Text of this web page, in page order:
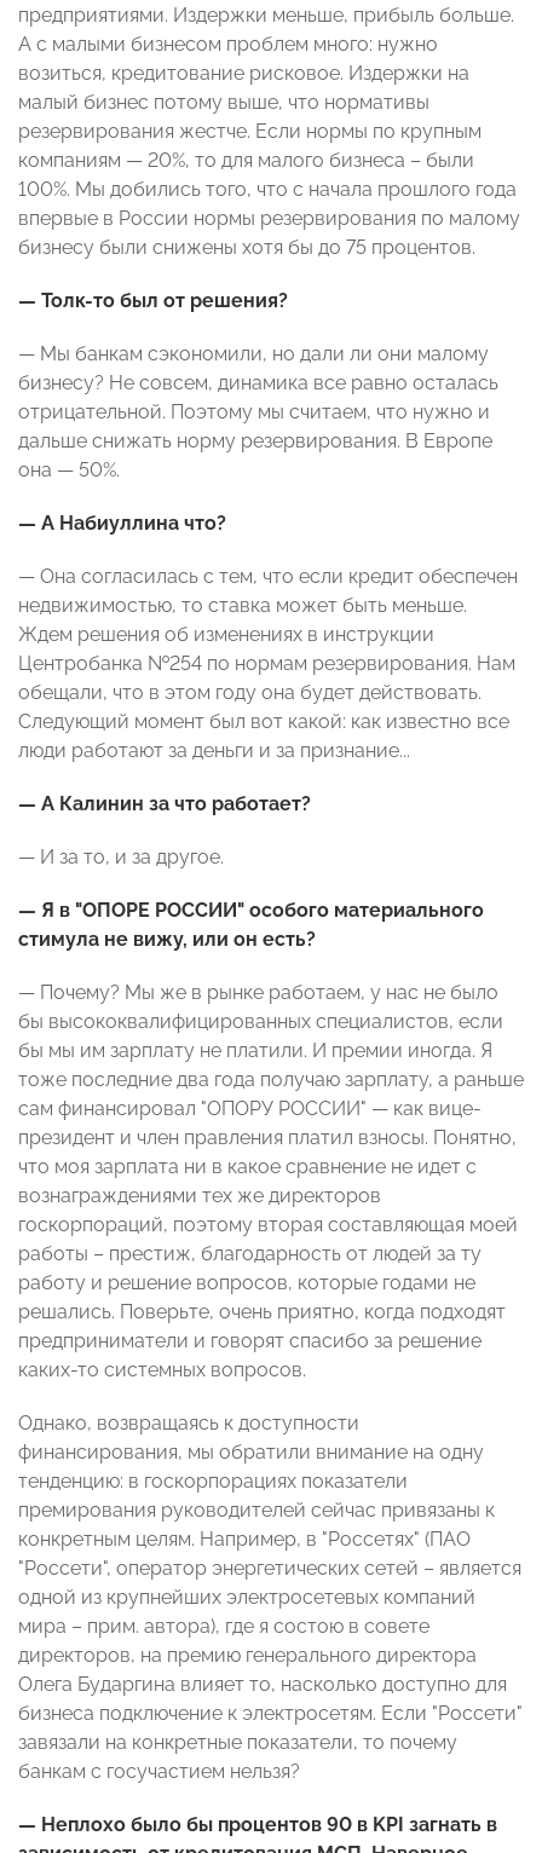
предприятиями. Издержки меньше, прибыль больше.
А с малыми бизнесом проблем много: нужно
возиться, кредитование рисковое. Издержки на
малый бизнес потому выше, что нормативы
резервирования жестче. Если нормы по крупным
компаниям — 20%, то для малого бизнеса – были
100%. Мы добились того, что с начала прошлого года
впервые в России нормы резервирования по малому
бизнесу были снижены хотя бы до 75 процентов.
— Толк-то был от решения?
— Мы банкам сэкономили, но дали ли они малому
бизнесу? Не совсем, динамика все равно осталась
отрицательной. Поэтому мы считаем, что нужно и
дальше снижать норму резервирования. В Европе
она — 50%.
— А Набиуллина что?
— Она согласилась с тем, что если кредит обеспечен
недвижимостью, то ставка может быть меньше.
Ждем решения об изменениях в инструкции
Центробанка №254 по нормам резервирования. Нам
обещали, что в этом году она будет действовать.
Следующий момент был вот какой: как известно все
люди работают за деньги и за признание...
— А Калинин за что работает?
— И за то, и за другое.
— Я в "ОПОРЕ РОССИИ" особого материального
стимула не вижу, или он есть?
— Почему? Мы же в рынке работаем, у нас не было
бы высококвалифицированных специалистов, если
бы мы им зарплату не платили. И премии иногда. Я
тоже последние два года получаю зарплату, а раньше
сам финансировал "ОПОРУ РОССИИ" — как вице-
президент и член правления платил взносы. Понятно,
что моя зарплата ни в какое сравнение не идет с
вознаграждениями тех же директоров
госкорпораций, поэтому вторая составляющая моей
работы – престиж, благодарность от людей за ту
работу и решение вопросов, которые годами не
решались. Поверьте, очень приятно, когда подходят
предприниматели и говорят спасибо за решение
каких-то системных вопросов.
Однако, возвращаясь к доступности
финансирования, мы обратили внимание на одну
тенденцию: в госкорпорациях показатели
премирования руководителей сейчас привязаны к
конкретным целям. Например, в "Россетях" (ПАО
"Россети", оператор энергетических сетей – является
одной из крупнейших электросетевых компаний
мира – прим. автора), где я состою в совете
директоров, на премию генерального директора
Олега Бударгина влияет то, насколько доступно для
бизнеса подключение к электросетям. Если "Россети"
завязали на конкретные показатели, то почему
банкам с госучастием нельзя?
— Неплохо было бы процентов 90 в KPI загнать в